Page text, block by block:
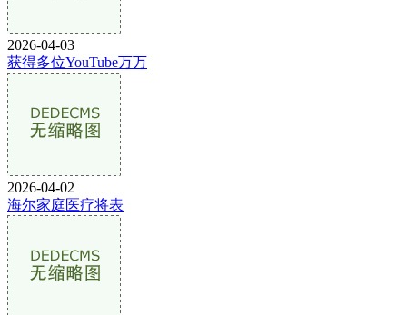
2026-04-03
获得多位YouTube万万
2026-04-02
海尔家庭医疗将表